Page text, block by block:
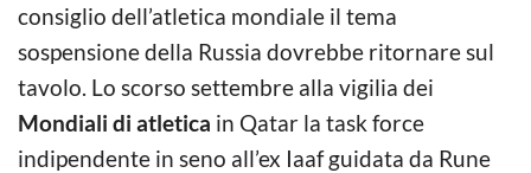
consiglio dell’atletica mondiale il tema
sospensione della Russia dovrebbe ritornare sul
tavolo. Lo scorso settembre alla vigilia dei
Mondiali di atletica in Qatar la task force
indipendente in seno all’ex Iaaf guidata da Rune